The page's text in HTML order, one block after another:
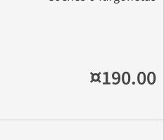
¤190.00